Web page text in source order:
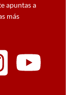
apuntas a
más